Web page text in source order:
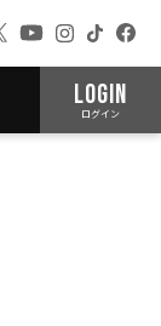
LOGIN
ログイン